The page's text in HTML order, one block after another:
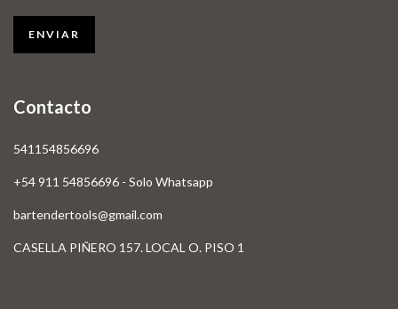
Contacto
541154856696
+54 911 54856696 - Solo Whatsapp
bartendertools@gmail.com
CASELLA PIÑERO 157. LOCAL O. PISO 1